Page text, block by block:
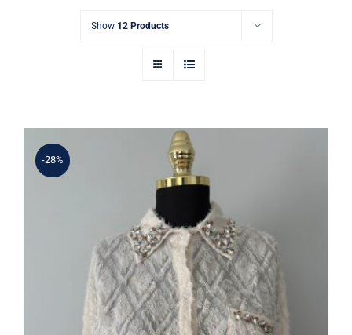
Show 12 Products
-28%
Taş İşlemeli Tül Gömlek